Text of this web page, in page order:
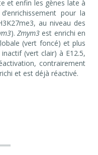
et enfin les gènes late à
pour la
au niveau des
).Zmym3 est enrichi en
(vert foncé) et plus
(vert clair) à E12.5,
contrairement
et est déjà réactivé.